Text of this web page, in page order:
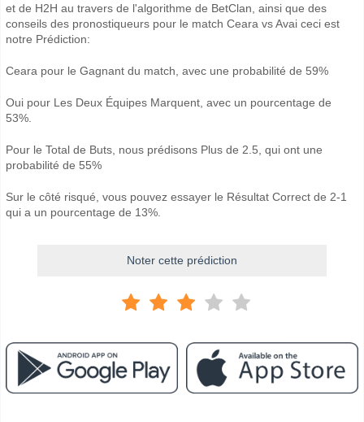
et de H2H au travers de l'algorithme de BetClan, ainsi que des
conseils des pronostiqueurs pour le match Ceara vs Avai ceci est
notre Prédiction:
Ceara pour le Gagnant du match, avec une probabilité de 59%
Oui pour Les Deux Équipes Marquent, avec un pourcentage de
53%.
Pour le Total de Buts, nous prédisons Plus de 2.5, qui ont une
probabilité de 55%
Sur le côté risqué, vous pouvez essayer le Résultat Correct de 2-1
qui a un pourcentage de 13%.
Noter cette prédiction